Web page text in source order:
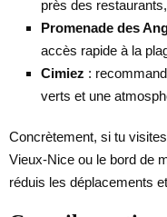
près des
Promenade des
accès rapide à la
Cimiez :
verts et une
Concrètement, si tu
Vieux-Nice ou le bord de
réduis les déplacements